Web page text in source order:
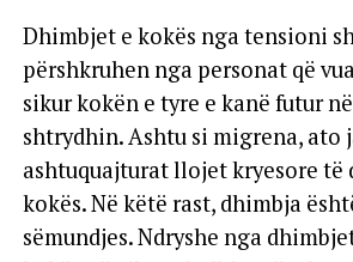
Dhimbjet e kokës nga tensioni
përshkruhen nga personat që
sikur kokën e tyre e kanë futur
shtrydhin. Ashtu si migrena, ato
ashtuquajturat llojet kryesore të
kokës. Në këtë rast, dhimbja
sëmundjes. Ndryshe nga